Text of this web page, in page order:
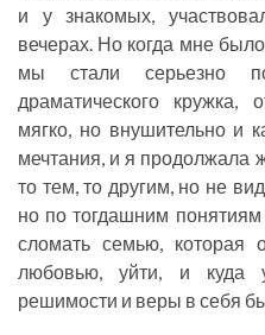
и у знакомых,
вечерах. Но когда мне
мы стали серьезно
драматического кружка,
мягко, но внушительно и
мечтания, и я продолжала
то тем, то другим, но не
но по тогдашним понятиям
сломать семью, которая
любовью, уйти, и куда
решимости и веры в себя